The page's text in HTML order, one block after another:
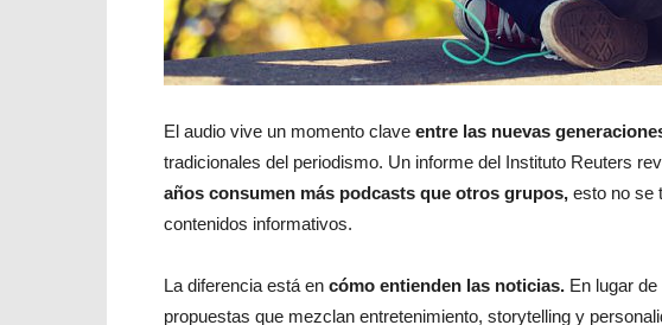
El audio vive un momento clave entre las nuevas
tradicionales del periodismo. Un informe del Instituto Reuters
años consumen más podcasts que otros grupos, esto no se
contenidos informativos.
La diferencia está en cómo entienden las noticias. En lugar
propuestas que mezclan entretenimiento, storytelling y